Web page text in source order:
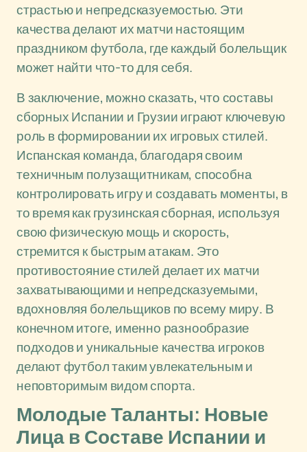
страстью и непредсказуемостью. Эти
качества делают их матчи настоящим
праздником футбола, где каждый болельщик
может найти что-то для себя.
В заключение, можно сказать, что составы
сборных Испании и Грузии играют ключевую
роль в формировании их игровых стилей.
Испанская команда, благодаря своим
техничным полузащитникам, способна
контролировать игру и создавать моменты, в
то время как грузинская сборная, используя
свою физическую мощь и скорость,
стремится к быстрым атакам. Это
противостояние стилей делает их матчи
захватывающими и непредсказуемыми,
вдохновляя болельщиков по всему миру. В
конечном итоге, именно разнообразие
подходов и уникальные качества игроков
делают футбол таким увлекательным и
неповторимым видом спорта.
Молодые Таланты: Новые
Лица в Составе Испании и